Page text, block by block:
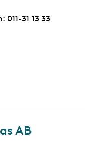
Telefon
011-31 13 33
AB